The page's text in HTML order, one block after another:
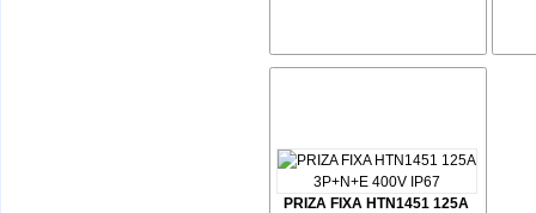
PRIZA FIXA HTN1451 125A